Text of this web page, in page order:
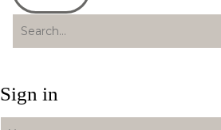
Sign in